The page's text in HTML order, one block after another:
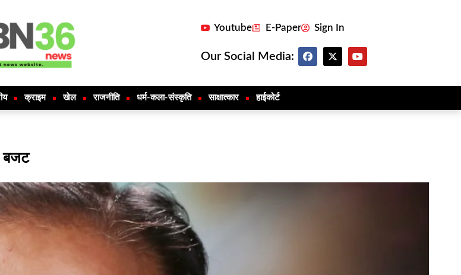
Youtube E-Paper Sign In
Our Social Media:
क्राइम खेल राजनीति धर्म-कला-संस्कृति साक्षात्कार हाईकोर्ट
बजट